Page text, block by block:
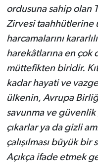
ordusuna sahip olan
Zirvesi taahhütlerine
harcamalarını
harekâtlarına en çok
müttefikten biridir.
kadar hayati ve
ülkenin, Avrupa
savunma ve
çıkarlar ya da gizli
çalışılması büyük
Açıkça ifade etmek